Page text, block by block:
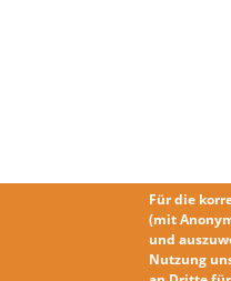
Für die
(mit
und
Nutzung